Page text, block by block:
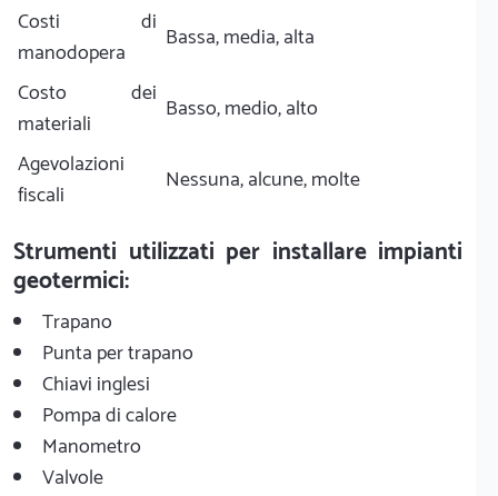
Costi di
manodopera
Bassa, media, alta
Costo dei
materiali
Basso, medio, alto
Agevolazioni
fiscali
Nessuna, alcune, molte
Strumenti utilizzati per installare impianti
geotermici:
Trapano
Punta per trapano
Chiavi inglesi
Pompa di calore
Manometro
Valvole